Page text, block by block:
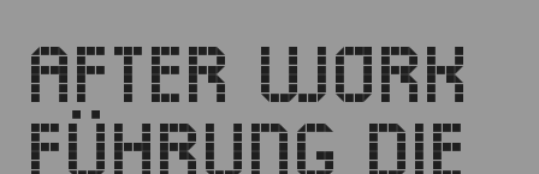
AFTER WORK
FÜHRUNG DIE